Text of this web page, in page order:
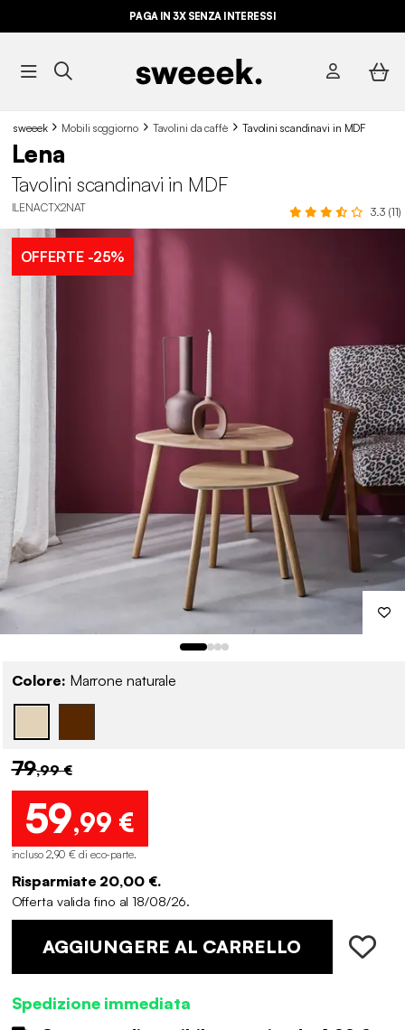
PAGA IN 3X SENZA INTERESSI
sweeek Mobili soggiorno Tavolini da caffè Tavolini scandinavi in MDF
Lena
Tavolini scandinavi in MDF
ILENACTX2NAT 3.3 (11)
OFFERTE-25%
Colore: Marrone naturale
79,99 €
59,99 €
incluso 2,90 € di eco-parte.
Risparmiate 20,00 €.
Offerta valida fino al 18/08/26.
AGGIUNGERE AL CARRELLO
Spedizione immediata